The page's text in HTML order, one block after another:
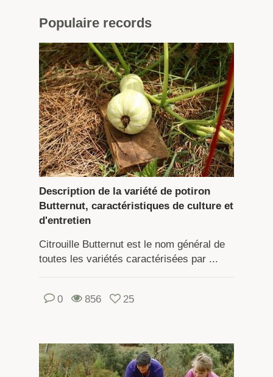
Populairerecords
Description de la variété de potiron
Butternut, caractéristiques de culture et
d'entretien
Citrouille Butternut est le nom général de
toutes les variétés caractérisées par ...
0 856 25